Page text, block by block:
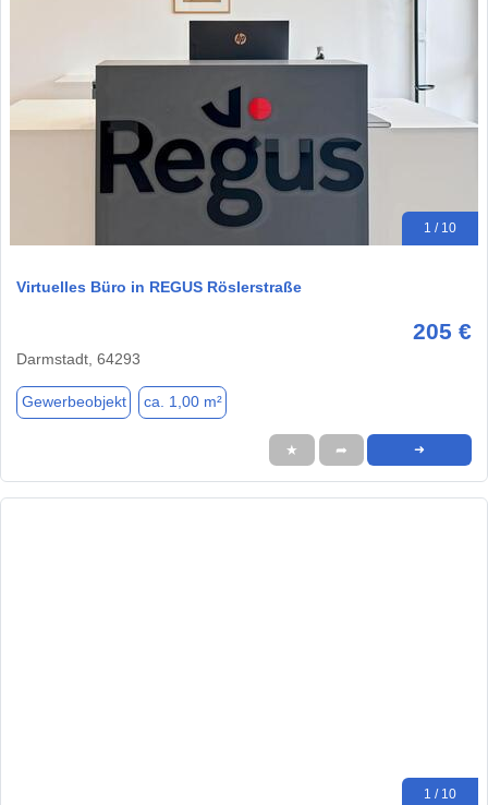
1 / 10
Virtuelles Büro in REGUS Röslerstraße
205 €
Darmstadt, 64293
Gewerbeobjekt ca. 1,00 m²
★ ➦ ➜
1 / 10